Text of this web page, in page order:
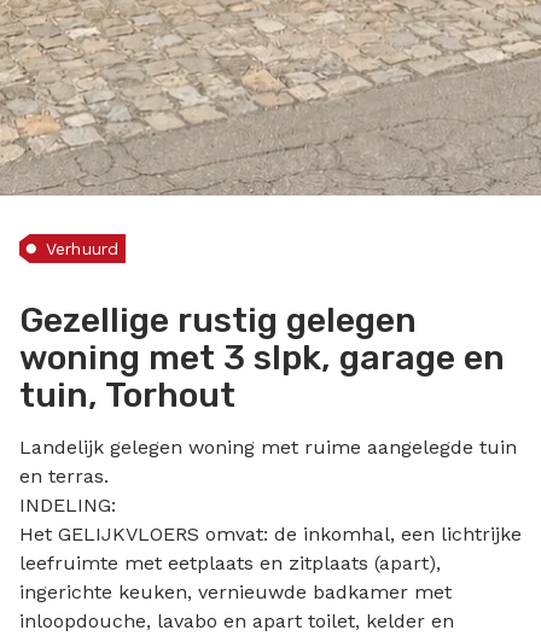
Gezellige rustig gelegen
woning met 3 slpk, garage en
tuin, Torhout
Verhuurd
Landelijk gelegen woning met ruime aangelegde tuin
en terras.
INDELING:
Het GELIJKVLOERS omvat: de inkomhal, een lichtrijke
leefruimte met eetplaats en zitplaats (apart),
ingerichte keuken, vernieuwde badkamer met
inloopdouche, lavabo en apart toilet, kelder en